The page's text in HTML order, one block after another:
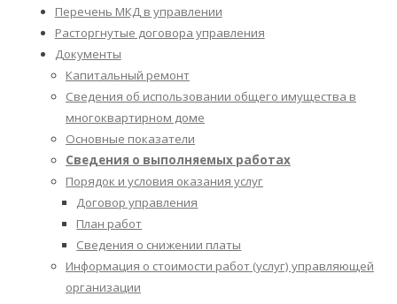
Перечень МКД в управлении
Расторгнутые договора управления
Документы
Капитальный ремонт
Сведения об использовании общего имущества в
многоквартирном доме
Основные показатели
Сведения о выполняемых работах
Порядок и условия оказания услуг
Договор управления
План работ
Сведения о снижении платы
Информация о стоимости работ (услуг) управляющей
организации